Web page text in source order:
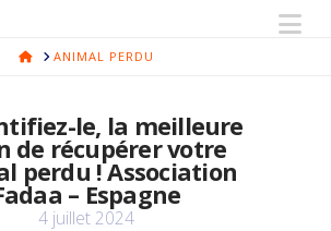
HOMEANIMAL PERDU
le, la meilleure
de récupérer votre
perdu ! Association
– Espagne
4 juillet 2024